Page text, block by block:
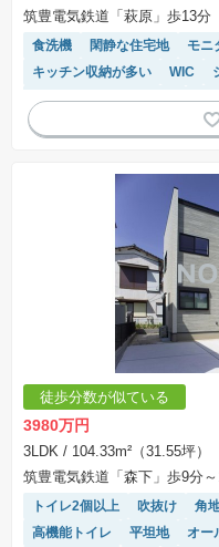
筑豊電気鉄道「萩原」歩13分
食洗機 閑静な住宅地
モニ
キッチン収納が多い
WIC
接面道路の幅が６m以上
対
徒歩分数が似ている
3980万円
3LDK / 104.33m²（31.55坪）
筑豊電気鉄道「森下」歩9分
トイレ2個以上 吹抜け 角
高機能トイレ
平坦地 オー